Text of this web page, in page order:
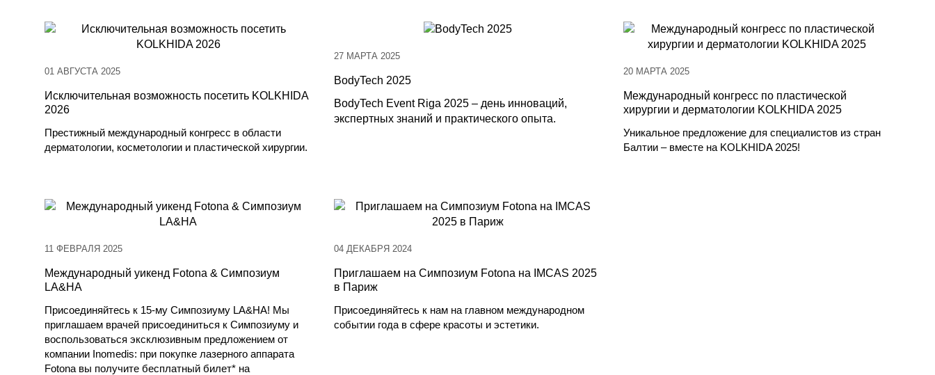
01 АВГУСТА 2025
Исключительная возможность посетить KOLKHIDA
2026
Престижный международный конгресс в области
дерматологии, косметологии и пластической хирургии.
27 МАРТА 2025
BodyTech 2025
BodyTech Event Riga 2025 – день инноваций,
экспертных знаний и практического опыта.
20 МАРТА 2025
Международный конгресс по пластической
хирургии и дерматологии KOLKHIDA 2025
Уникальное предложение для специалистов из стран
Балтии – вместе на KOLKHIDA 2025!
11 ФЕВРАЛЯ 2025
Международный уикенд Fotona & Симпозиум
LA&HA
Присоединяйтесь к 15-му Симпозиуму LA&HA! Мы
приглашаем врачей присоединиться к Симпозиуму и
воспользоваться эксклюзивным предложением от
компании Inomedis: при покупке лазерного аппарата
Fotona вы получите бесплатный билет* на
04 ДЕКАБРЯ 2024
Приглашаем на Симпозиум Fotona на IMCAS 2025
в Париж
Присоединяйтесь к нам на главном международном
событии года в сфере красоты и эстетики.